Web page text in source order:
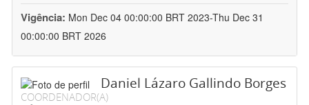
Vigência: Mon Dec 04 00:00:00 BRT 2023-Thu Dec 31
00:00:00 BRT 2026
Daniel Lázaro Gallindo Borges
COORDENADOR(A)